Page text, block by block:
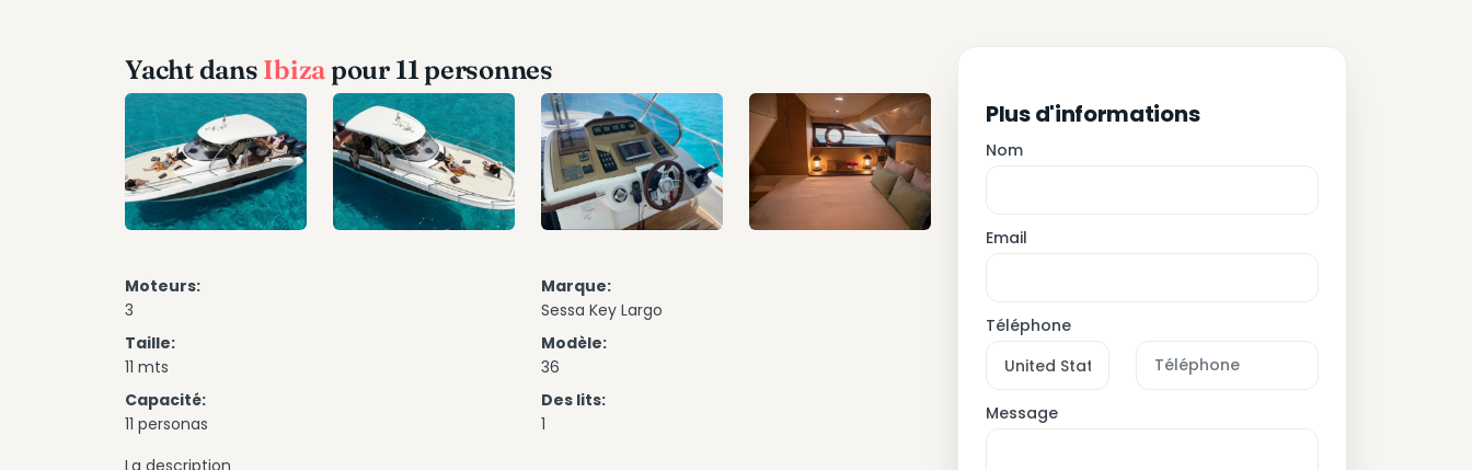
Yacht dans Ibizapour 11 personnes
Moteurs:
3
Taille:
11 mts
Capacité:
11 personas
Marque:
Sessa Key Largo
Modèle:
36
Des lits:
1
La description
Plus d'informations
Nom
Email
Téléphone
Message